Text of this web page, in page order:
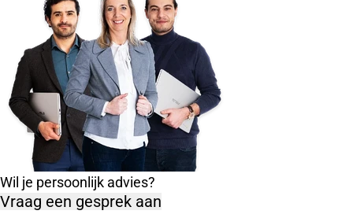
Wil je persoonlijk advies?
Vraag een gesprek aan